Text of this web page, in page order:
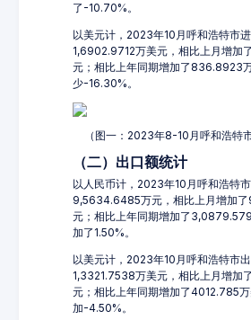
了-10.70%。
以美元计，2023年10月呼和浩特市
1,6902.9712万美元，相比上月增加
元；相比上年同期增加了836.8923
少-16.30%。
（图一：2023年8-10月呼和浩特
（二）出口额统计
以人民币计，2023年10月呼和浩特
9,5634.6485万元，相比上月增加
元；相比上年同期增加了
加了1.50%。
以美元计，2023年10月呼和浩特市
1,3321.7538万美元，相比上月增加
元；相比上年同期增加了4012.785
加-4.50%。